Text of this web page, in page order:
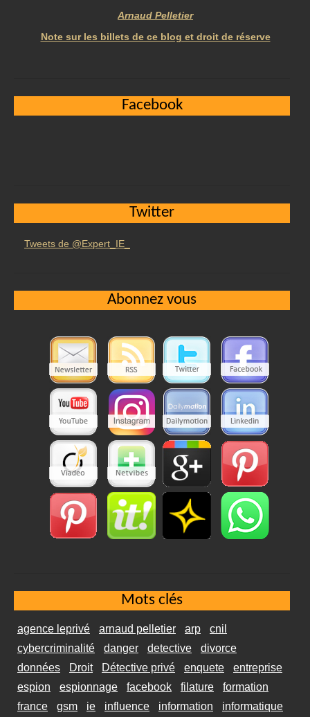
Arnaud Pelletier
Note sur les billets de ce blog et droit de réserve
Facebook
Twitter
Tweets de @Expert_IE_
Abonnez vous
Mots clés
agence leprivé arnaud pelletier arp
cnil
cybercriminalité
danger detective
divorce
données
Droit Détective privé enquete
entreprise
espion
espionnage facebook filature
formation
france
gsm ie influence information informatique